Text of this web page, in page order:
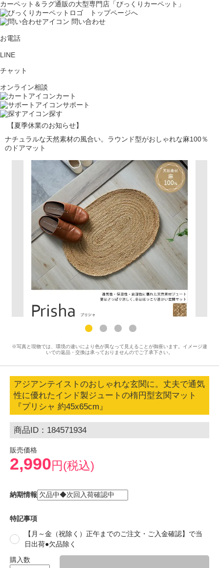
カーペット＆ラグ通販の大型専門店「びっくりカーペット」
問い合わせ
お電話
LINE
チャット
オンライン相談
カート
サポート
探す
【夏季休業のお知らせ】
ナチュラルな天然素材の風合い。ラウンド型がおしゃれな麻100％
のドアマット
※写真と現物では、環境の違いにより色が異なって見えることが御座います。イメージ違
いでの返品・交換は承っておりませんのでご了承下さい。
アジアンテイストのおしゃれな玄関に。丈夫で通気
性に優れたインド製ジュートの楕円型玄関マット
『プリシャ 約45x65cm』
商品ID：184571934
販売価格
2,990円(税込)
納期情報
特記事項
【月～金（祝除く）正午までのご注文・ご入金確認】で当
日出荷●欠品除く
購入数